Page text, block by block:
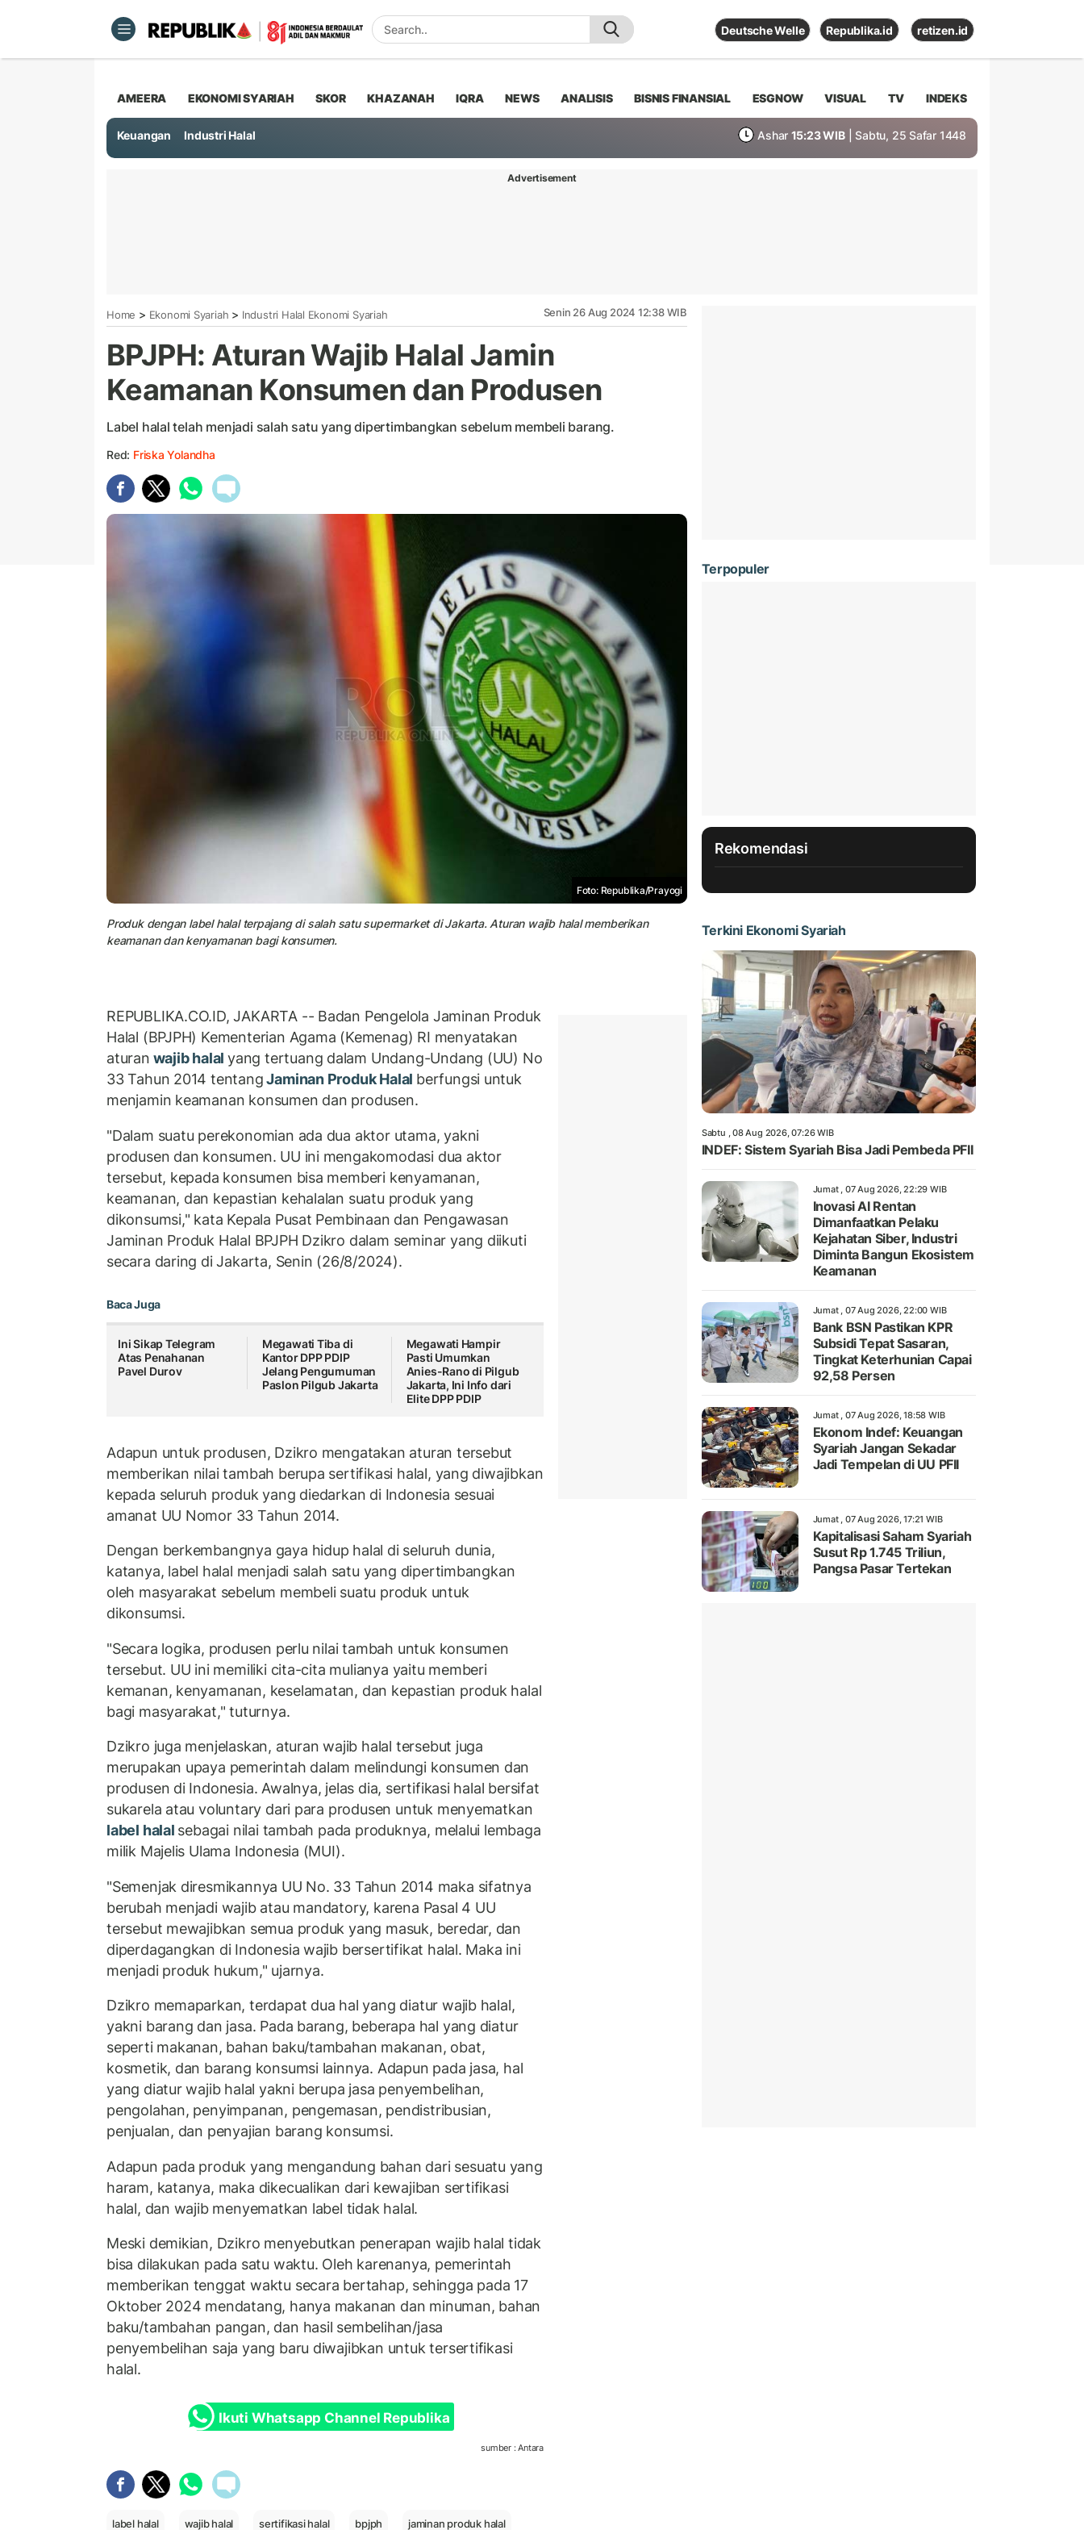
Deutsche Welle Republika.id retizen.id
AMEERA EKONOMI SYARIAH SKOR KHAZANAH IQRA NEWS ANALISIS BISNIS FINANSIAL ESGNOW VISUAL TV INDEKS
Keuangan Industri Halal Ashar 15:23 WIB | Sabtu, 25 Safar 1448
Advertisement
Home > Ekonomi Syariah > Industri Halal Ekonomi Syariah Senin 26 Aug 2024 12:38 WIB
BPJPH: Aturan Wajib Halal Jamin
Keamanan Konsumen dan Produsen
Label halal telah menjadi salah satu yang dipertimbangkan sebelum membeli barang.
Red: Friska Yolandha
Foto: Republika/Prayogi
Produk dengan label halal terpajang di salah satu supermarket di Jakarta. Aturan wajib halal memberikan
keamanan dan kenyamanan bagi konsumen.
REPUBLIKA.CO.ID, JAKARTA -- Badan Pengelola Jaminan Produk
Halal (BPJPH) Kementerian Agama (Kemenag) RI menyatakan
aturan wajib halalyang tertuang dalam Undang-Undang (UU) No
33 Tahun 2014 tentangJaminan Produk Halal berfungsi untuk
menjamin keamanan konsumen dan produsen.
"Dalam suatu perekonomian ada dua aktor utama, yakni
produsen dan konsumen. UU ini mengakomodasi dua aktor
tersebut, kepada konsumen bisa memberi kenyamanan,
keamanan, dan kepastian kehalalan suatu produk yang
dikonsumsi," kata Kepala Pusat Pembinaan dan Pengawasan
Jaminan Produk Halal BPJPH Dzikro dalam seminar yang diikuti
secara daring di Jakarta, Senin (26/8/2024).
Baca Juga
Ini Sikap Telegram
Atas Penahanan
Pavel Durov
Megawati Tiba di
Kantor DPP PDIP
Jelang Pengumuman
Paslon Pilgub Jakarta
Megawati Hampir
Pasti Umumkan
Anies-Rano di Pilgub
Jakarta, Ini Info dari
Elite DPP PDIP
Adapun untuk produsen, Dzikro mengatakan aturan tersebut
memberikan nilai tambah berupa sertifikasi halal, yang diwajibkan
kepada seluruh produk yang diedarkan di Indonesia sesuai
amanat UU Nomor 33 Tahun 2014.
Dengan berkembangnya gaya hidup halal di seluruh dunia,
katanya, label halal menjadi salah satu yang dipertimbangkan
oleh masyarakat sebelum membeli suatu produk untuk
dikonsumsi.
"Secara logika, produsen perlu nilai tambah untuk konsumen
tersebut. UU ini memiliki cita-cita mulianya yaitu memberi
kemanan, kenyamanan, keselamatan, dan kepastian produk halal
bagi masyarakat," tuturnya.
Dzikro juga menjelaskan, aturan wajib halal tersebut juga
merupakan upaya pemerintah dalam melindungi konsumen dan
produsen di Indonesia. Awalnya, jelas dia, sertifikasi halal bersifat
sukarela atau voluntary dari para produsen untuk menyematkan
label halal sebagai nilai tambah pada produknya, melalui lembaga
milik Majelis Ulama Indonesia (MUI).
"Semenjak diresmikannya UU No. 33 Tahun 2014 maka sifatnya
berubah menjadi wajib atau mandatory, karena Pasal 4 UU
tersebut mewajibkan semua produk yang masuk, beredar, dan
diperdagangkan di Indonesia wajib bersertifikat halal. Maka ini
menjadi produk hukum," ujarnya.
Dzikro memaparkan, terdapat dua hal yang diatur wajib halal,
yakni barang dan jasa. Pada barang, beberapa hal yang diatur
seperti makanan, bahan baku/tambahan makanan, obat,
kosmetik, dan barang konsumsi lainnya. Adapun pada jasa, hal
yang diatur wajib halal yakni berupa jasa penyembelihan,
pengolahan, penyimpanan, pengemasan, pendistribusian,
penjualan, dan penyajian barang konsumsi.
Adapun pada produk yang mengandung bahan dari sesuatu yang
haram, katanya, maka dikecualikan dari kewajiban sertifikasi
halal, dan wajib menyematkan label tidak halal.
Meski demikian, Dzikro menyebutkan penerapan wajib halal tidak
bisa dilakukan pada satu waktu. Oleh karenanya, pemerintah
memberikan tenggat waktu secara bertahap, sehingga pada 17
Oktober 2024 mendatang, hanya makanan dan minuman, bahan
baku/tambahan pangan, dan hasil sembelihan/jasa
penyembelihan saja yang baru diwajibkan untuk tersertifikasi
halal.
Ikuti Whatsapp Channel Republika
sumber : Antara
label halal wajib halal sertifikasi halal bpjph jaminan produk halal
Terpopuler
Rekomendasi
Terkini Ekonomi Syariah
Sabtu , 08 Aug 2026, 07:26 WIB
INDEF: Sistem Syariah Bisa Jadi Pembeda PFII
Jumat , 07 Aug 2026, 22:29 WIB
Inovasi AI Rentan
Dimanfaatkan Pelaku
Kejahatan Siber, Industri
Diminta Bangun Ekosistem
Keamanan
Jumat , 07 Aug 2026, 22:00 WIB
Bank BSN Pastikan KPR
Subsidi Tepat Sasaran,
Tingkat Keterhunian Capai
92,58 Persen
Jumat , 07 Aug 2026, 18:58 WIB
Ekonom Indef: Keuangan
Syariah Jangan Sekadar
Jadi Tempelan di UU PFII
Jumat , 07 Aug 2026, 17:21 WIB
Kapitalisasi Saham Syariah
Susut Rp 1.745 Triliun,
Pangsa Pasar Tertekan